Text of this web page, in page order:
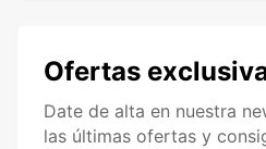
Ofertas
Date de alta en nuestra
las últimas ofertas y